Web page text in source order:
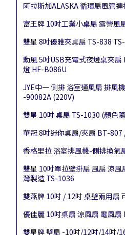
阿拉斯加ALASKA 循環扇風管連
富王牌 10吋工業小桌扇 露營風
雙星 8吋優雅夾桌扇 TS-838
勳風 5吋USB充電式夜燈桌夾
燈 HF-B086U
JYE中一 側排 浴室通風扇 排風
-90082A (220V)
雙星 10吋 桌扇 TS-1030 (顏色
華冠 8吋迷你桌扇/夾扇 BT-
香格里拉 浴室排風機-側排換氣
雙星 10吋單拉壁掛扇 風扇 涼
灣製造 TS-1036
雙燕牌 10吋 / 12吋 桌壁兩用扇
優佳麗 10吋桌扇 涼風扇 電風扇
雙星牌 壁扇 -10吋/12吋/14吋/